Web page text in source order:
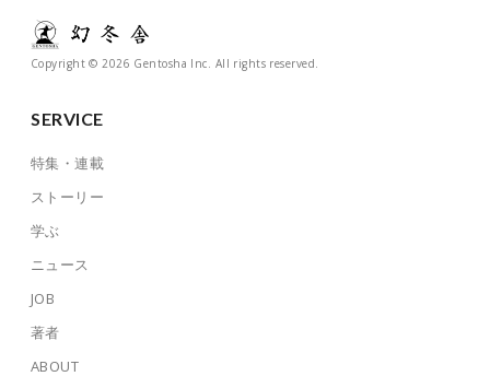
Copyright © 2026 Gentosha Inc. All rights reserved.
SERVICE
特集・連載
ストーリー
学ぶ
ニュース
JOB
著者
ABOUT